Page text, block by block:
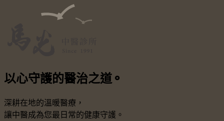
以心守護的醫治之道 ⚬
深耕在地的溫暖醫療，
讓中醫成為您最日常的健康守護。